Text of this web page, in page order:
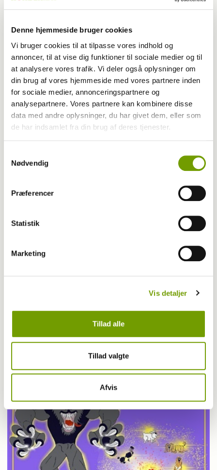
Denne hjemmeside bruger cookies
Vi bruger cookies til at tilpasse vores indhold og
annoncer, til at vise dig funktioner til sociale medier og til
at analysere vores trafik. Vi deler også oplysninger om
din brug af vores hjemmeside med vores partnere inden
for sociale medier, annonceringspartnere og
analysepartnere. Vores partnere kan kombinere disse
data med andre oplysninger, du har givet dem, eller som
de har indsamlet fra din brug af deres tjenester.
Nødvendig
Præferencer
Statistik
Marketing
Vis detaljer
Tillad alle
Tillad valgte
Afvis
Livet med hund
støvsugeren?
Livet med hund
Tak for dig, hund